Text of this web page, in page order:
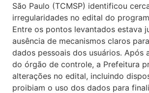
São Paulo (TCMSP) identificou
irregularidades no edital do
Entre os pontos levantados estava
ausência de mecanismos claros
dados pessoais dos usuários. Após
do órgão de controle, a Prefeitura
alterações no edital, incluindo
proibiam o uso dos dados para